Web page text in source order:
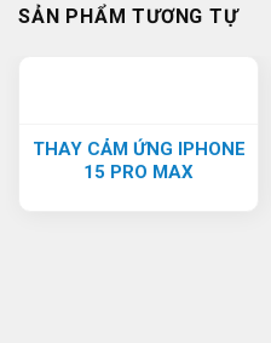
SẢN PHẨM TƯƠNG TỰ
THAY CẢM ỨNG IPHONE
15 PRO MAX